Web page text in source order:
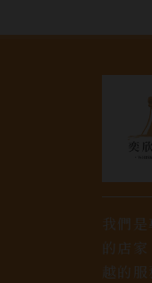
我們
的店
越的